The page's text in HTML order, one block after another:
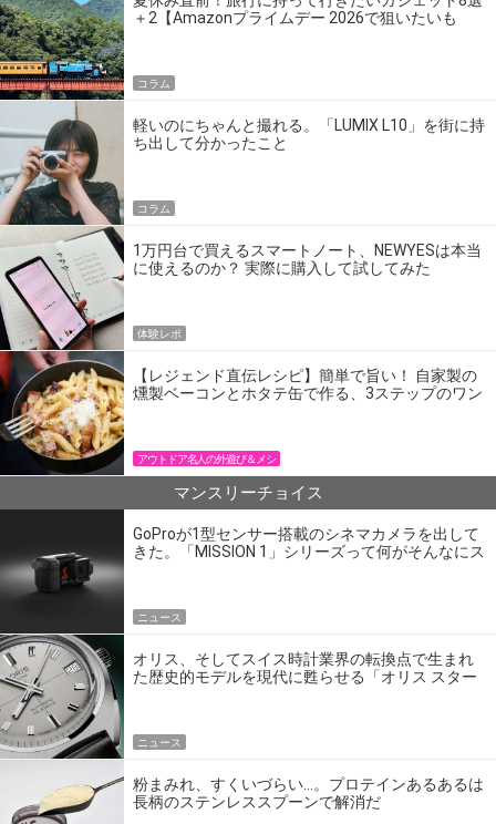
＋2【Amazonプライムデー 2026で狙いたいも
コラム
軽いのにちゃんと撮れる。「LUMIX L10」を街に持
ち出して分かったこと
コラム
1万円台で買えるスマートノート、NEWYESは本当
に使えるのか？ 実際に購入して試してみた
体験レポ
【レジェンド直伝レシピ】簡単で旨い！ 自家製の
燻製ベーコンとホタテ缶で作る、3ステップのワン
アウトドア名人の外遊び＆メシ
マンスリーチョイス
GoProが1型センサー搭載のシネマカメラを出して
きた。「MISSION 1」シリーズって何がそんなにス
ニュース
オリス、そしてスイス時計業界の転換点で生まれ
た歴史的モデルを現代に甦らせる「オリス スター
ニュース
粉まみれ、すくいづらい…。プロテインあるあるは
長柄のステンレススプーンで解消だ